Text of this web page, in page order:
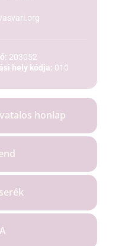
203052
hely kódja: 010
honlap